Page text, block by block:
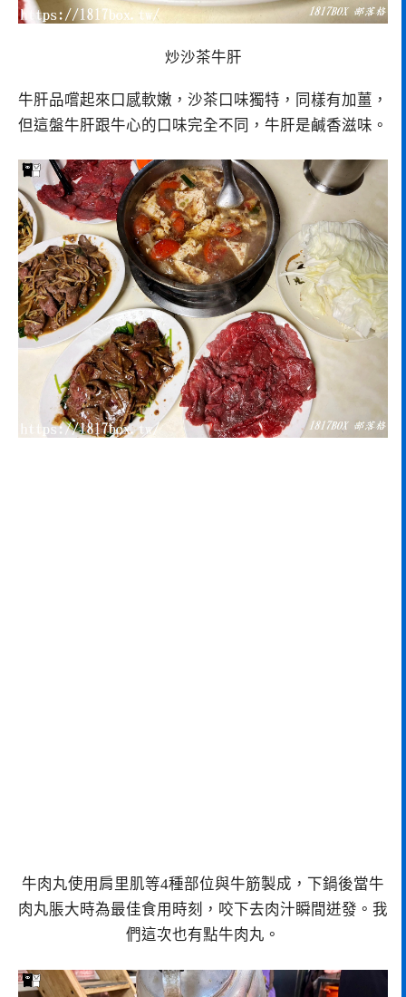
炒沙茶牛肝
牛肝品嚐起來口感軟嫩，沙茶口味獨特，同樣有加薑，
但這盤牛肝跟牛心的口味完全不同，牛肝是鹹香滋味。
牛肉丸使用肩里肌等4種部位與牛筋製成，下鍋後當牛
肉丸脹大時為最佳食用時刻，咬下去肉汁瞬間迸發。我
們這次也有點牛肉丸。